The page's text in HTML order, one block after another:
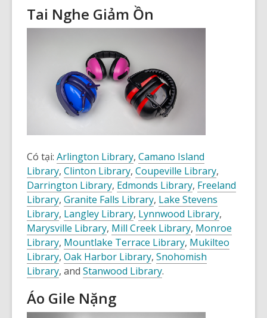
Tai Nghe Giảm Ồn
Có tại: Arlington Library, Camano Island
Library, Clinton Library, Coupeville Library,
Darrington Library, Edmonds Library, Freeland
Library, Granite Falls Library, Lake Stevens
Library, Langley Library, Lynnwood Library,
Marysville Library, Mill Creek Library, Monroe
Library, Mountlake Terrace Library, Mukilteo
Library, Oak Harbor Library, Snohomish
Library, and Stanwood Library.
Áo Gile Nặng